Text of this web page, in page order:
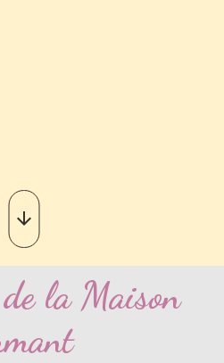
de la Maison